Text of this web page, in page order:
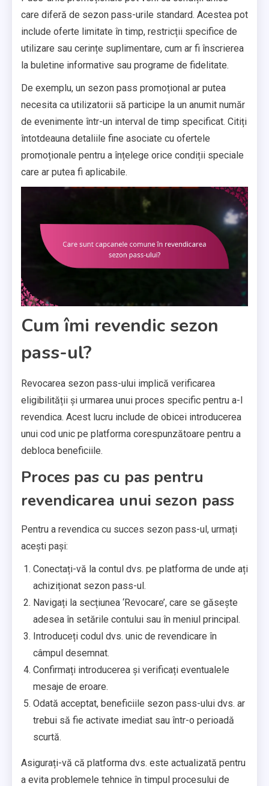
care diferă de sezon pass-urile standard. Acestea pot
include oferte limitate în timp, restricții specifice de
utilizare sau cerințe suplimentare, cum ar fi înscrierea
la buletine informative sau programe de fidelitate.
De exemplu, un sezon pass promoțional ar putea
necesita ca utilizatorii să participe la un anumit număr
de evenimente într-un interval de timp specificat. Citiți
întotdeauna detaliile fine asociate cu ofertele
promoționale pentru a înțelege orice condiții speciale
care ar putea fi aplicabile.
Cum îmi revendic sezon
pass-ul?
Revocarea sezon pass-ului implică verificarea
eligibilității și urmarea unui proces specific pentru a-l
revendica. Acest lucru include de obicei introducerea
unui cod unic pe platforma corespunzătoare pentru a
debloca beneficiile.
Proces pas cu pas pentru
revendicarea unui sezon pass
Pentru a revendica cu succes sezon pass-ul, urmați
acești pași:
Conectați-vă la contul dvs. pe platforma de unde ați
achiziționat sezon pass-ul.
Navigați la secțiunea ‘Revocare’, care se găsește
adesea în setările contului sau în meniul principal.
Introduceți codul dvs. unic de revendicare în
câmpul desemnat.
Confirmați introducerea și verificați eventualele
mesaje de eroare.
Odată acceptat, beneficiile sezon pass-ului dvs. ar
trebui să fie activate imediat sau într-o perioadă
scurtă.
Asigurați-vă că platforma dvs. este actualizată pentru
a evita problemele tehnice în timpul procesului de